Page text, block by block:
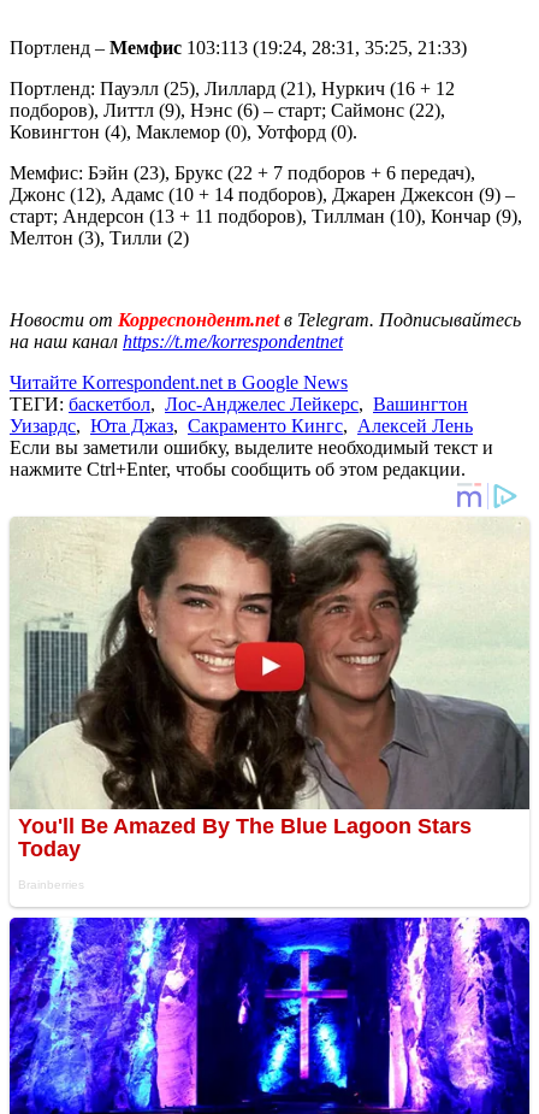
Портленд – Мемфис 103:113 (19:24, 28:31, 35:25, 21:33)
Портленд: Пауэлл (25), Лиллард (21), Нуркич (16 + 12
подборов), Литтл (9), Нэнс (6) – старт; Саймонс (22),
Ковингтон (4), Маклемор (0), Уотфорд (0).
Мемфис: Бэйн (23), Брукс (22 + 7 подборов + 6 передач),
Джонс (12), Адамс (10 + 14 подборов), Джарен Джексон (9) –
старт; Андерсон (13 + 11 подборов), Тиллман (10), Кончар (9),
Мелтон (3), Тилли (2)
Новости от Корреспондент.netв Telegram. Подписывайтесь
на наш канал https://t.me/korrespondentnet
Читайте Korrespondent.net в Google News
ТЕГИ: баскетбол, Лос-Анджелес Лейкерс, Вашингтон
Уизардс, Юта Джаз, Сакраменто Кингс, Алексей Лень
Если вы заметили ошибку, выделите необходимый текст и
нажмите Ctrl+Enter, чтобы сообщить об этом редакции.